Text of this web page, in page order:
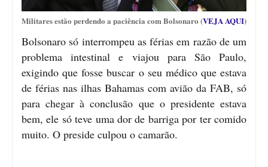
Militares estão perdendo a paciência com Bolsonaro (VEJA AQUI)
Bolsonaro só interrompeu as férias em razão de um
problema intestinal e viajou para São Paulo,
exigindo que fosse buscar o seu médico que estava
de férias nas ilhas Bahamas com avião da FAB, só
para chegar à conclusão que o presidente estava
bem, ele só teve uma dor de barriga por ter comido
muito. O preside culpou o camarão.